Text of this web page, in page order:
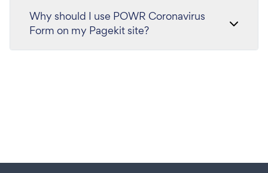
Why should I use POWR Coronavirus
Form on my Pagekit site?